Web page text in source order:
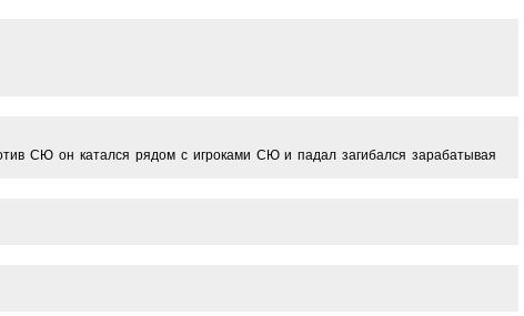
СЮ он катался рядом с игроками СЮ и падал загибался зарабатывая